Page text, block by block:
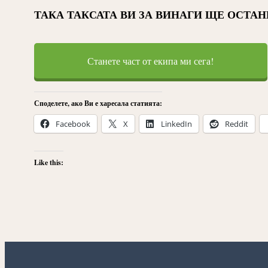
ТАКА ТАКСАТА ВИ ЗА ВИНАГИ ЩЕ ОСТАНЕ
Станете част от екипа ми сега!
Споделете, ако Ви е харесала статията:
Facebook X LinkedIn Reddit
Like this: